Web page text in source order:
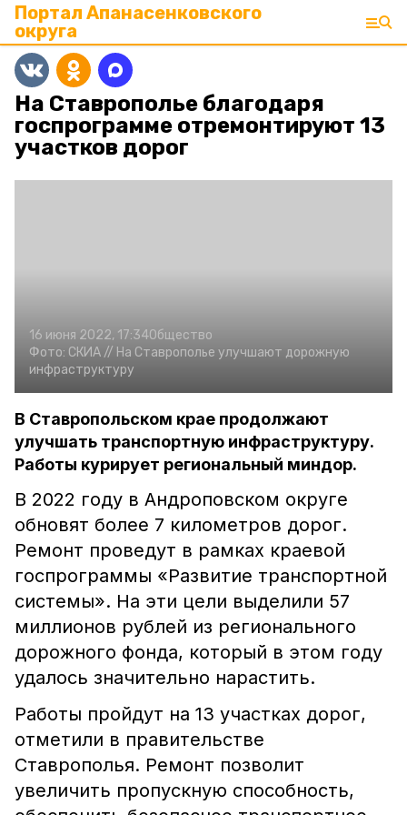
Портал Апанасенковского
округа
На Ставрополье благодаря
госпрограмме отремонтируют 13
участков дорог
16 июня 2022, 17:34Общество
Фото: СКИА // На Ставрополье улучшают дорожную
инфраструктуру
В Ставропольском крае продолжают
улучшать транспортную инфраструктуру.
Работы курирует региональный миндор.
В 2022 году в Андроповском округе
обновят более 7 километров дорог.
Ремонт проведут в рамках краевой
госпрограммы «Развитие транспортной
системы». На эти цели выделили 57
миллионов рублей из регионального
дорожного фонда, который в этом году
удалось значительно нарастить.
Работы пройдут на 13 участках дорог,
отметили в правительстве
Ставрополья. Ремонт позволит
увеличить пропускную способность,